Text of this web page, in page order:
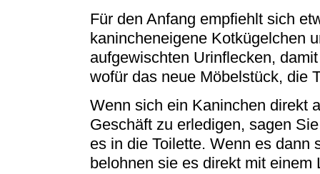
Für den Anfang empfiehlt sich
kanincheneigene Kotkügelchen
aufgewischten Urinflecken,
wofür das neue Möbelstück, die
Wenn sich ein Kaninchen direkt
Geschäft zu erledigen, sagen
es in die Toilette. Wenn es dann
belohnen sie es direkt mit